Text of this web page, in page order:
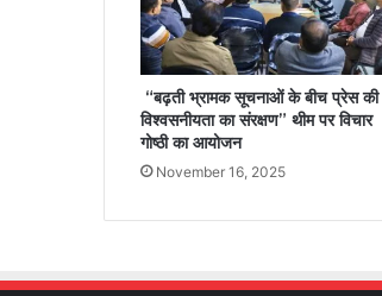
“बढ़ती भ्रामक सूचनाओं के बीच प्रेस की
विश्वसनीयता का संरक्षण” थीम पर विचार
गोष्ठी का आयोजन
November 16, 2025